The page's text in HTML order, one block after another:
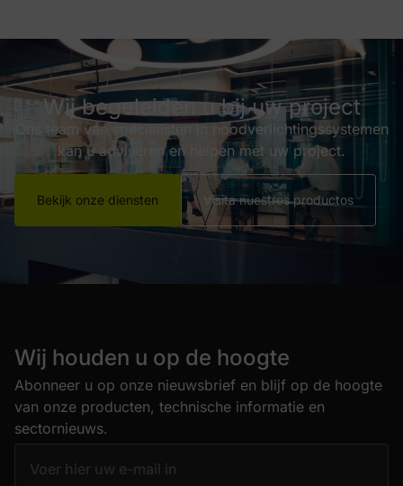
Wij begeleiden u bij uw project
Ons team van specialisten in noodverlichtingssystemen
kan u adviseren en helpen met uw project.
Bekijk onze diensten Visita nuestros productos
Wij houden u op de hoogte
Abonneer u op onze nieuwsbrief en blijf op de hoogte
van onze producten, technische informatie en
sectornieuws.